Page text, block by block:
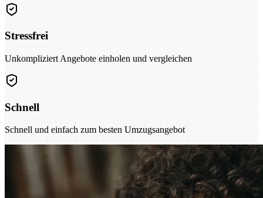
Stressfrei
Unkompliziert Angebote einholen und vergleichen
Schnell
Schnell und einfach zum besten Umzugsangebot